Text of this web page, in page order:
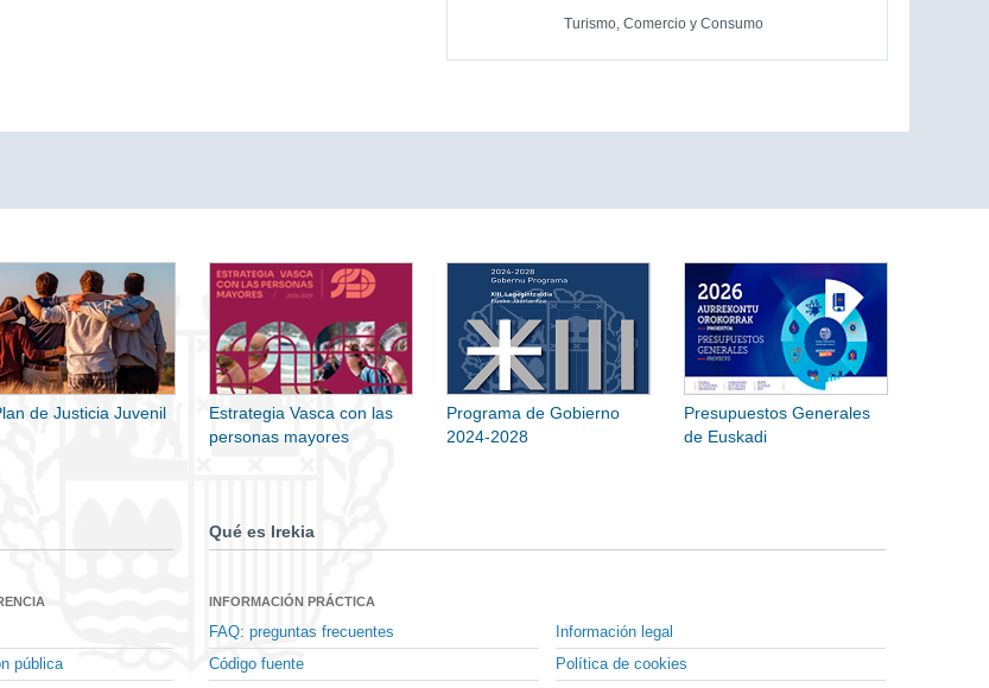
Turismo, Comercio y Consumo
de Justicia Juvenil
Estrategia Vasca con las
personas mayores
Programa de Gobierno
2024-2028
Presupuestos Generales
de Euskadi
pública
Qué es Irekia
INFORMACIÓN PRÁCTICA
FAQ: preguntas frecuentes
Código fuente
Información legal
Política de cookies